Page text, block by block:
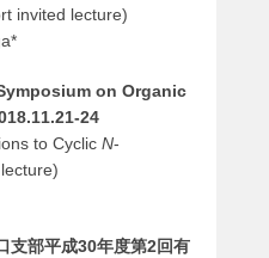
invited lecture)
on Organic
24
to Cyclic N-
支部平成30年度第2回有